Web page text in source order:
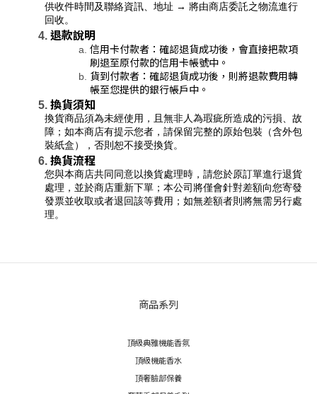
供收件時間及聯絡資訊、地址 → 將由商店委託之物流進行
回收。
退款說明
信用卡付款者：確認退貨成功後，會直接把款項
刷退至原付款的信用卡帳號中。
貨到付款者：確認退貨成功後，則將退款費用轉
帳至您提供的銀行帳戶中。
換貨須知
換貨商品須為未經使用，且無非人為瑕疵所造成的污損、故
障；如本商店有提示您者，請保留完整的原始包裝（含外包
裝紙盒），否則恕不接受換貨。
換貨流程
您與本商店共同同意以換貨處理時，請您於原訂單進行退貨
處理，並於商店重新下單；本公司將僅會針對差額向您寄發
發票並收取或者退回該等費用；如無差額者則將無需另行處
理。
商品系列
頂級典雅機能香氛
頂級機能香水
頂奢臉部保養